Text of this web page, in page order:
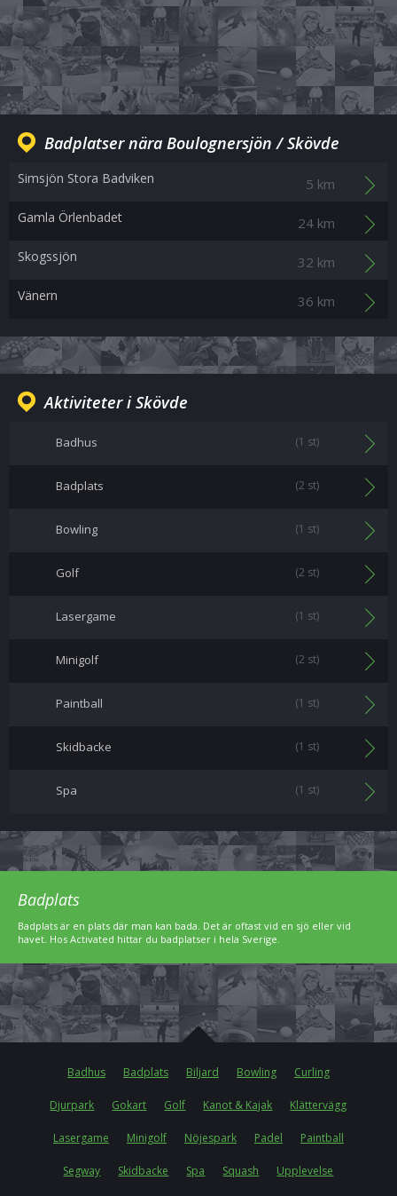
Badplatser nära Boulognersjön / Skövde
Simsjön Stora Badviken 5 km
Gamla Örlenbadet 24 km
Skogssjön 32 km
Vänern 36 km
Aktiviteter i Skövde
Badhus (1 st)
Badplats (2 st)
Bowling (1 st)
Golf (2 st)
Lasergame (1 st)
Minigolf (2 st)
Paintball (1 st)
Skidbacke (1 st)
Spa (1 st)
Badplats
Badplats är en plats där man kan bada. Det är oftast vid en sjö eller vid
havet. Hos Activated hittar du badplatser i hela Sverige.
Badhus Badplats Biljard Bowling Curling
Djurpark Gokart Golf Kanot & Kajak Klättervägg
Lasergame Minigolf Nöjespark Padel Paintball
Segway Skidbacke Spa Squash Upplevelse